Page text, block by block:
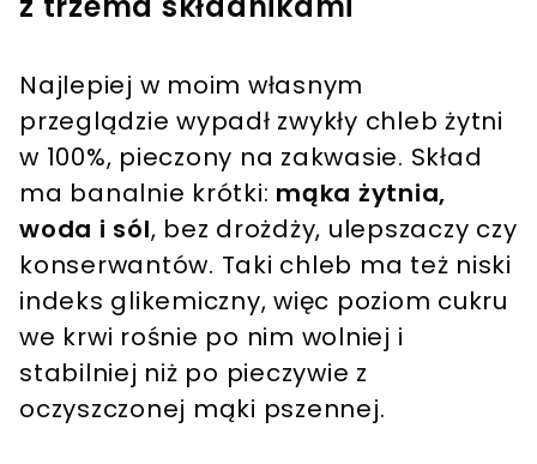
Najlepiej w moim własnym
przeglądzie wypadł zwykły chleb żytni
w 100%, pieczony na zakwasie. Skład
ma banalnie krótki: mąka żytnia,
woda i sól, bez drożdży, ulepszaczy czy
konserwantów. Taki chleb ma też niski
indeks glikemiczny, więc poziom cukru
we krwi rośnie po nim wolniej i
stabilniej niż po pieczywie z
oczyszczonej mąki pszennej.